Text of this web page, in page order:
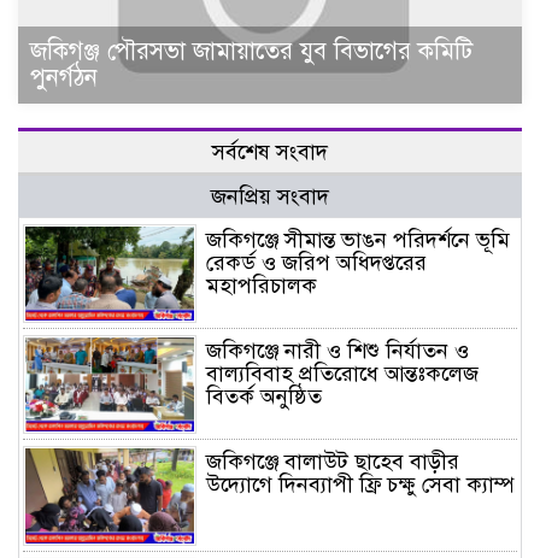
জকিগঞ্জ পৌরসভা জামায়াতের যুব বিভাগের কমিটি
পুনর্গঠন
সর্বশেষ সংবাদ
জনপ্রিয় সংবাদ
জকিগঞ্জে সীমান্ত ভাঙন পরিদর্শনে ভূমি
রেকর্ড ও জরিপ অধিদপ্তরের
মহাপরিচালক
জকিগঞ্জে নারী ও শিশু নির্যাতন ও
বাল্যবিবাহ প্রতিরোধে আন্তঃকলেজ
বিতর্ক অনুষ্ঠিত
জকিগঞ্জে বালাউট ছাহেব বাড়ীর
উদ্যোগে দিনব্যাপী ফ্রি চক্ষু সেবা ক্যাম্প